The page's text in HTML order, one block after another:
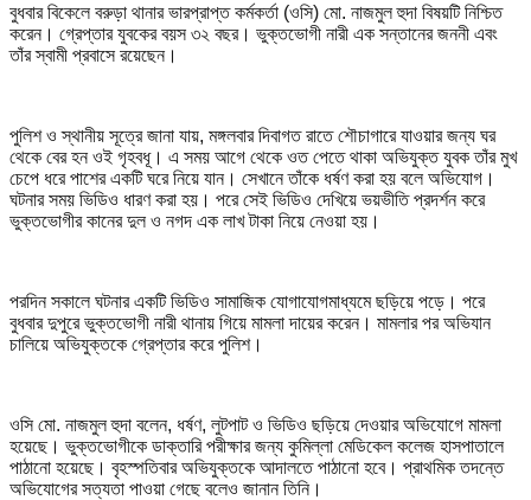
বুধবার বিকেলে বরুড়া থানার ভারপ্রাপ্ত কর্মকর্তা (ওসি) মো. নাজমুল হুদা বিষয়টি নিশ্চিত
করেন। গ্রেপ্তার যুবকের বয়স ৩২ বছর। ভুক্তভোগী নারী এক সন্তানের জননী এবং
তাঁর স্বামী প্রবাসে রয়েছেন।
পুলিশ ও স্থানীয় সূত্রে জানা যায়, মঙ্গলবার দিবাগত রাতে শৌচাগারে যাওয়ার জন্য ঘর
থেকে বের হন ওই গৃহবধূ। এ সময় আগে থেকে ওত পেতে থাকা অভিযুক্ত যুবক তাঁর মুখ
চেপে ধরে পাশের একটি ঘরে নিয়ে যান। সেখানে তাঁকে ধর্ষণ করা হয় বলে অভিযোগ।
ঘটনার সময় ভিডিও ধারণ করা হয়। পরে সেই ভিডিও দেখিয়ে ভয়ভীতি প্রদর্শন করে
ভুক্তভোগীর কানের দুল ও নগদ এক লাখ টাকা নিয়ে নেওয়া হয়।
পরদিন সকালে ঘটনার একটি ভিডিও সামাজিক যোগাযোগমাধ্যমে ছড়িয়ে পড়ে। পরে
বুধবার দুপুরে ভুক্তভোগী নারী থানায় গিয়ে মামলা দায়ের করেন। মামলার পর অভিযান
চালিয়ে অভিযুক্তকে গ্রেপ্তার করে পুলিশ।
ওসি মো. নাজমুল হুদা বলেন, ধর্ষণ, লুটপাট ও ভিডিও ছড়িয়ে দেওয়ার অভিযোগে মামলা
হয়েছে। ভুক্তভোগীকে ডাক্তারি পরীক্ষার জন্য কুমিল্লা মেডিকেল কলেজ হাসপাতালে
পাঠানো হয়েছে। বৃহস্পতিবার অভিযুক্তকে আদালতে পাঠানো হবে। প্রাথমিক তদন্তে
অভিযোগের সত্যতা পাওয়া গেছে বলেও জানান তিনি।